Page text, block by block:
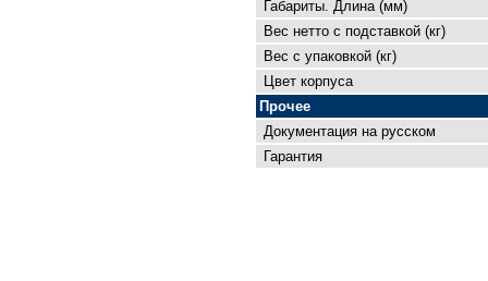
Габариты. Длина (мм)
Вес нетто с подставкой (кг)
Вес с упаковкой (кг)
Цвет корпуса
Прочее
Документация на русском
Гарантия